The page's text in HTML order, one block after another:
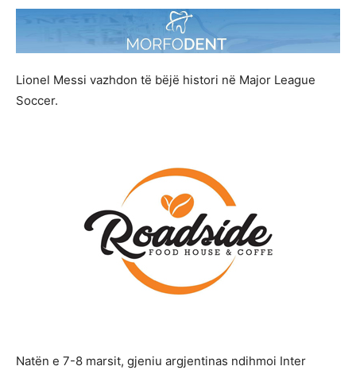
Lionel Messi vazhdon të bëjë histori në Major League
Soccer.
Natën e 7-8 marsit, gjeniu argjentinas ndihmoi Inter